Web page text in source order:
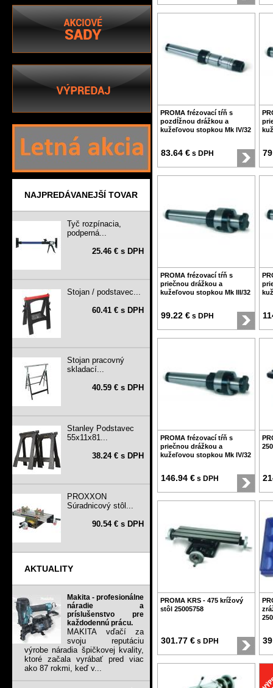
NAJPREDÁVANEJŠÍ TOVAR
Tyč rozpínacia,
podperná...
25.46 € s DPH
Stojan / podstavec...
60.41 € s DPH
Stojan pracovný
skladací...
40.59 € s DPH
Stanley Podstavec
55x11x81...
38.24 € s DPH
PROXXON
Súradnicový stôl...
90.54 € s DPH
AKTUALITY
Makita - profesionálne
náradie a
príslušenstvo pre
každodennú prácu.
MAKITA vďačí za
svoju reputáciu
výrobe náradia špičkovej kvality,
ktoré začala vyrábať pred viac
ako 87 rokmi, keď v...
PROMA frézovací tŕň s
pozdĺžnou drážkou a
kužeľovou stopkou Mk IV/32
83.64 € s DPH
PROMA frézovací tŕň s
priečnou drážkou a
kužeľovou stopkou Mk III/32
99.22 € s DPH
PROMA frézovací tŕň s
priečnou drážkou a
kužeľovou stopkou Mk IV/32
146.94 € s DPH
PROMA KRS - 475 krížový
stôl 25005758
301.77 € s DPH